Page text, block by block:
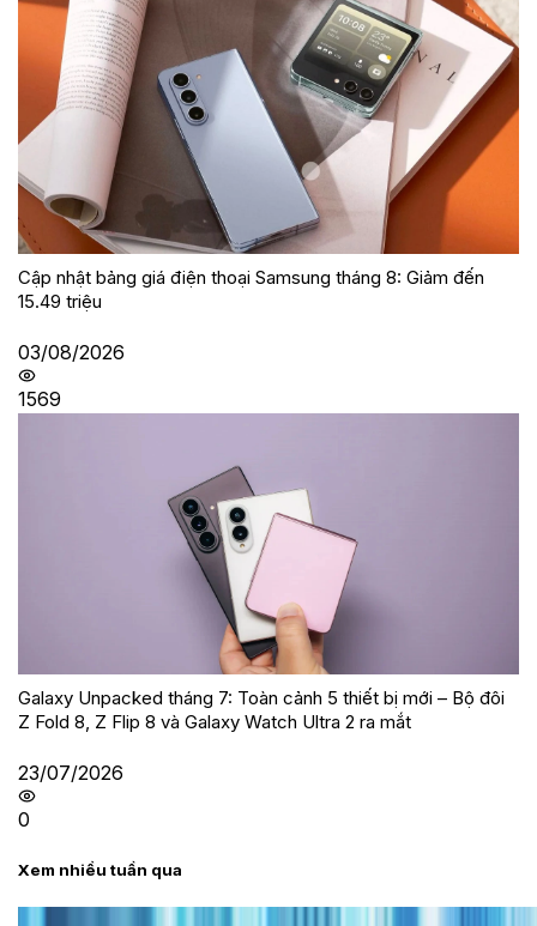
Cập nhật bảng giá điện thoại Samsung tháng 8: Giảm đến
15.49 triệu
03/08/2026
1569
Galaxy Unpacked tháng 7: Toàn cảnh 5 thiết bị mới – Bộ đôi
Z Fold 8, Z Flip 8 và Galaxy Watch Ultra 2 ra mắt
23/07/2026
0
Xem nhiều tuần qua